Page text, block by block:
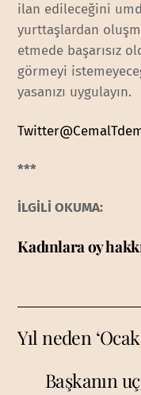
ilan edileceğini
yurttaşlardan
etmede başarısız
görmeyi
yasanızı uygulayın.
***
İLGİLİ OKUMA:
Kadınlara oy
Yıl neden
Başkanın